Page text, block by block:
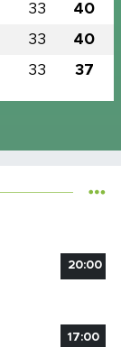
33 40
33 40
33 37
20:00
17:00